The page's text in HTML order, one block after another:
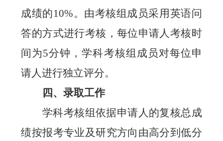
成绩的10%。由考核组成员采用英语问
答的方式进行考核， 每位申请人考核时
间为5分钟，学科考核组成员对每位申
请人进行独立评分。
四、录取工作
学科考核组依据申请人的复核总成
绩按报考专业及研究方向由高分到低分